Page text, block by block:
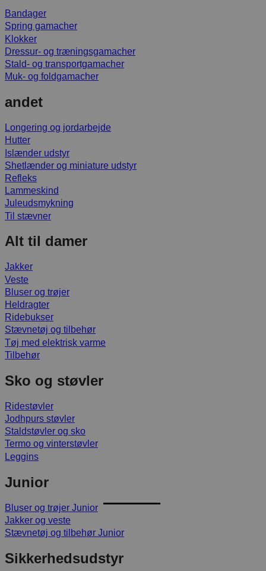
Bandager
Spring gamacher
Klokker
Dressur- og træningsgamacher
Stald- og transportgamacher
Muk- og foldgamacher
andet
Longering og jordarbejde
Hutter
Islænder udstyr
Shetlænder og miniature udstyr
Refleks
Lammeskind
Juleudsmykning
Til stævner
Alt til damer
Jakker
Veste
Bluser og trøjer
Heldragter
Ridebukser
Stævnetøj og tilbehør
Tøj med elektrisk varme
Tilbehør
Sko og støvler
Ridestøvler
Jodhpurs støvler
Staldstøvler og sko
Termo og vinterstøvler
Leggins
Junior
Bluser og trøjer Junior
Jakker og veste
Stævnetøj og tilbehør Junior
Sikkerhedsudstyr